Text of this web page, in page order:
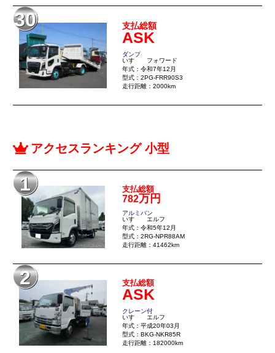
30 支払総額
ASK
ダンプ
いすゞ フォワード
年式：令和7年12月
型式：2PG-FRR90S3
走行距離：2000km
アクセスランキング 小型
1 支払総額
782万円
アルミバン
いすゞ エルフ
年式：令和5年12月
型式：2RG-NPR88AM
走行距離：41462km
2 支払総額
ASK
クレーン付
いすゞ エルフ
年式：平成20年03月
型式：BKG-NKR85R
走行距離：182000km